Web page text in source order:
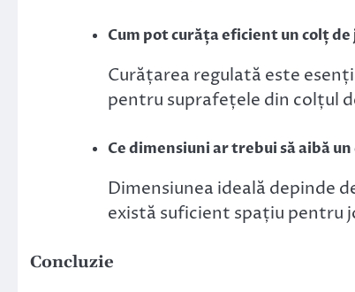
Cum pot curăța eficient un colț de
Curățarea regulată este
pentru suprafețele din colțul
Ce dimensiuni ar trebui să aibă un
Dimensiunea ideală depinde
există suficient spațiu pentru
Concluzie